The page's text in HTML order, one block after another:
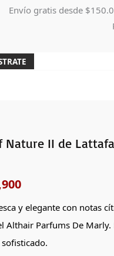
Envío gratis desde
Nature II de
El
es:
$207,900.
y elegante con notas
Althair Parfums De